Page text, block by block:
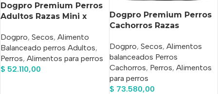
Dogpro Premium Perros
Adultos Razas Mini x
Dogpro, Secos, Alimento
Balanceado perros Adultos,
Perros, Alimentos para perros
$ 52.110,00
Dogpro Premium Perros
Cachorros Razas
15kg
Dogpro, Secos, Alimentos
balanceados Perros
Cachorros, Perros, Alimentos
para perros
$ 73.580,00